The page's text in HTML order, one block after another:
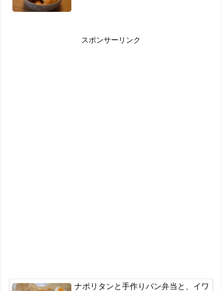
スポンサーリンク
ナポリタンと手作りパン弁当と、イワ